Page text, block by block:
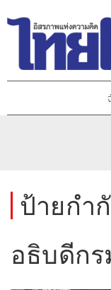
ป้ายกำ
อธิบดีกร